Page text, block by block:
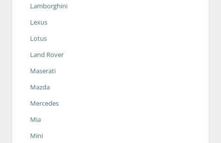
Lamborghini
Lexus
Lotus
Land Rover
Maserati
Mazda
Mercedes
Mia
Mini